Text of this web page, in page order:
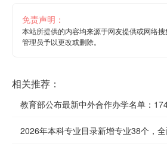
免责声明：
本站所提供的内容均来源于网友提供或网络
管理员予以更改或删除。
相关推荐：
教育部公布最新中外合作办学名单：
2026年本科专业目录新增专业38个，